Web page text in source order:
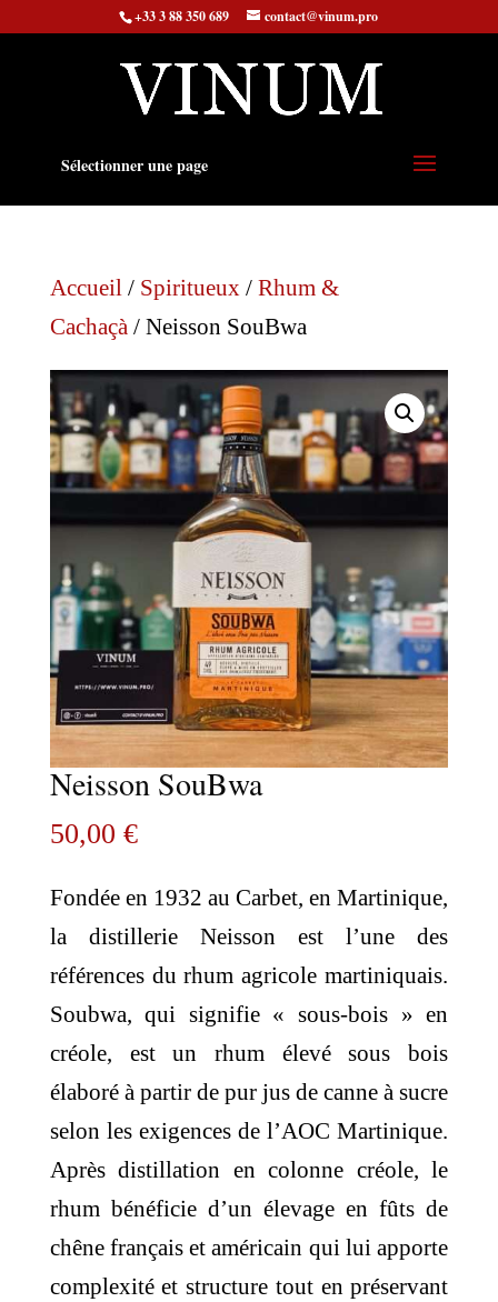
+33 3 88 350 689 contact@vinum.pro
Sélectionner une page
Accueil/ Spiritueux/ Rhum &
Cachaçà/ Neisson SouBwa
Neisson SouBwa
50,00 €
Fondée en 1932 au Carbet, en Martinique,
la distillerie Neisson est l’une des
références du rhum agricole martiniquais.
Soubwa, qui signifie « sous-bois » en
créole, est un rhum élevé sous bois
élaboré à partir de pur jus de canne à sucre
selon les exigences de l’AOC Martinique.
Après distillation en colonne créole, le
rhum bénéficie d’un élevage en fûts de
chêne français et américain qui lui apporte
complexité et structure tout en préservant